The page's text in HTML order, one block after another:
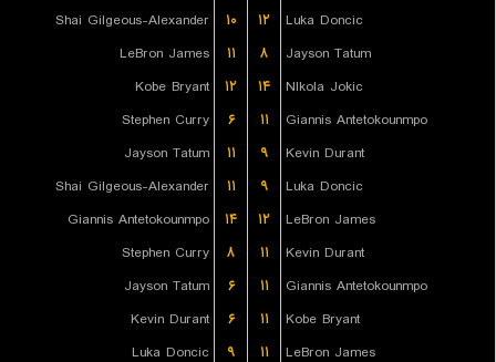
Shai Gilgeous-Alexander
۱۰ ۱۲
Luka Doncic
LeBron James
۱۱ ۸
Jayson Tatum
Kobe Bryant
۱۲ ۱۴
NIkola Jokic
Stephen Curry
۶ ۱۱
Giannis Antetokounmpo
Jayson Tatum
۱۱ ۹
Kevin Durant
Shai Gilgeous-Alexander
۱۱ ۹
Luka Doncic
Giannis Antetokounmpo
۱۴ ۱۲
LeBron James
Stephen Curry
۸ ۱۱
Kevin Durant
Jayson Tatum
۶ ۱۱
Giannis Antetokounmpo
Kevin Durant
۶ ۱۱
Kobe Bryant
Luka Doncic
۹ ۱۱
LeBron James